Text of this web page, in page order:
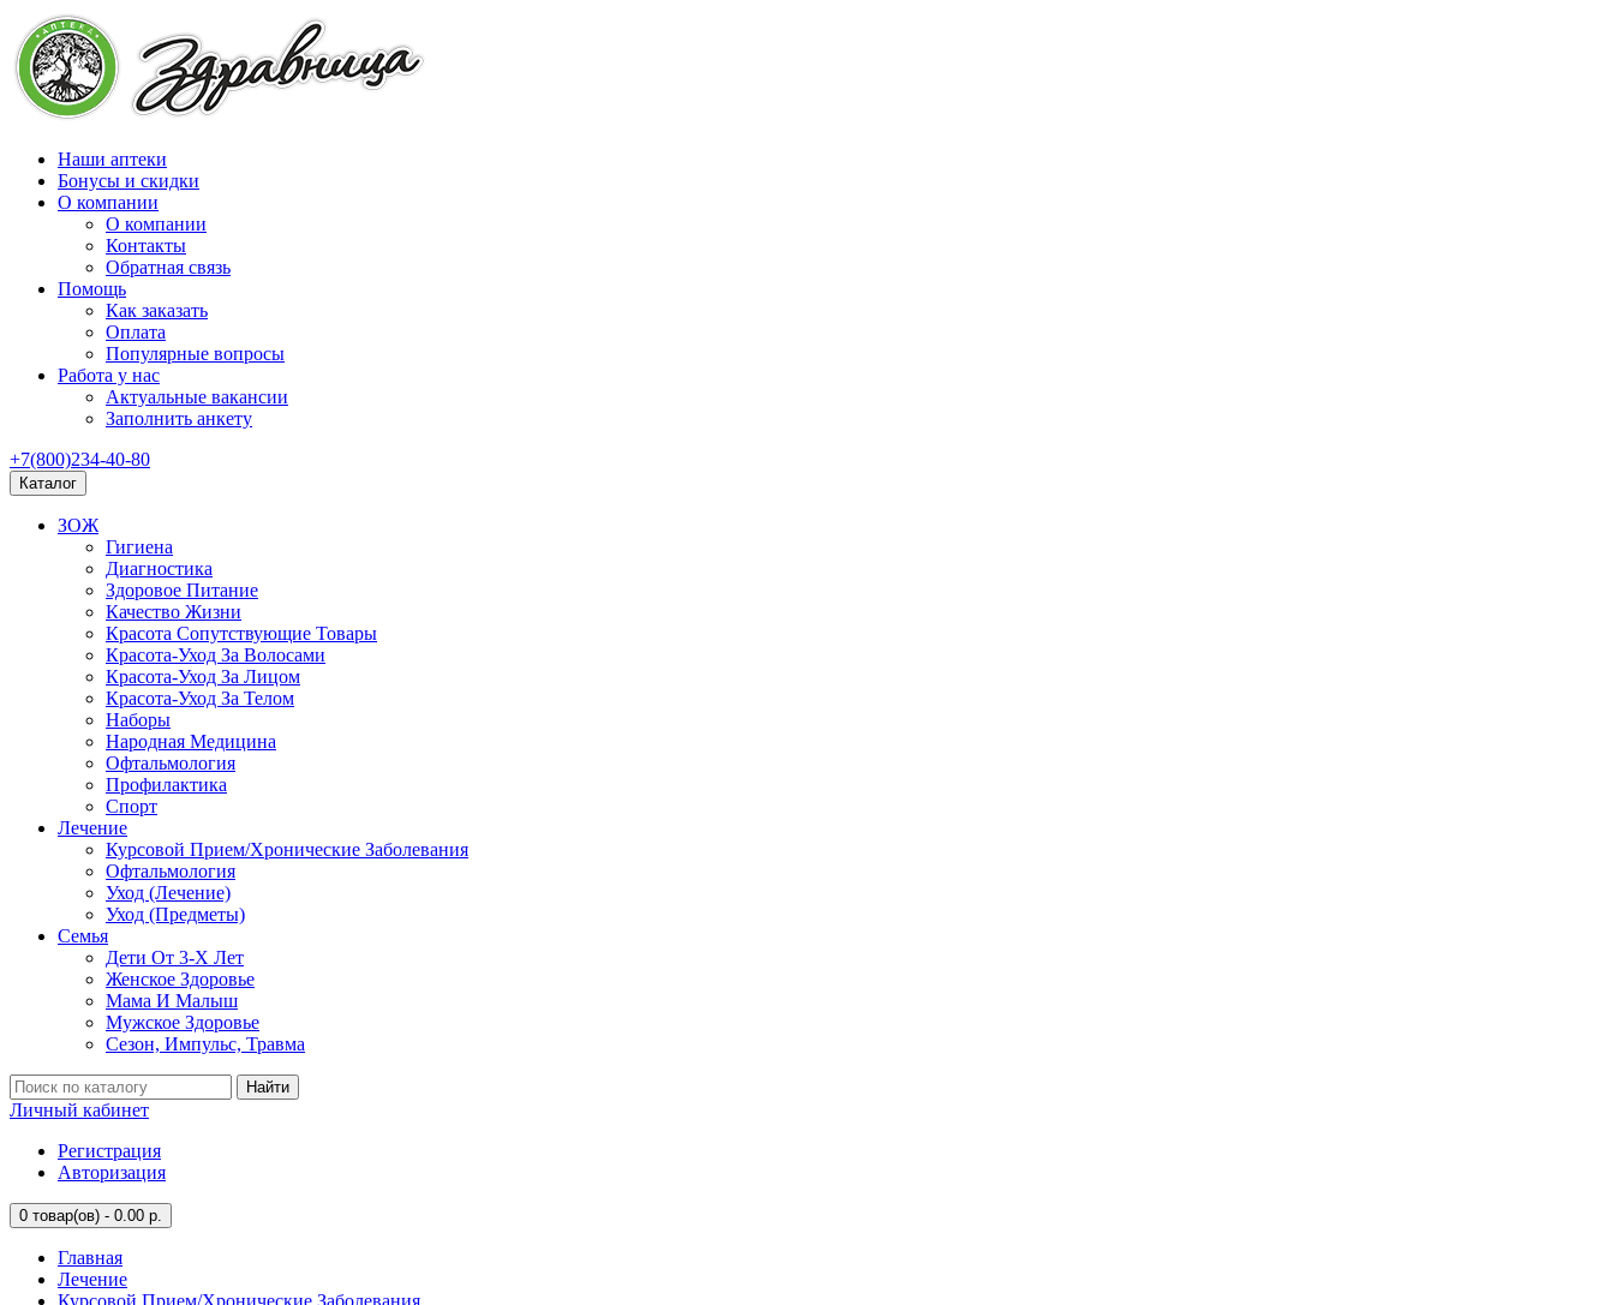
Наши аптеки
Бонусы и скидки
О компании
О компании
Контакты
Обратная связь
Помощь
Как заказать
Оплата
Популярные вопросы
Работа у нас
Актуальные вакансии
Заполнить анкету
+7(800)234-40-80
Каталог
ЗОЖ
Гигиена
Диагностика
Здоровое Питание
Качество Жизни
Красота Сопутствующие Товары
Красота-Уход За Волосами
Красота-Уход За Лицом
Красота-Уход За Телом
Наборы
Народная Медицина
Офтальмология
Профилактика
Спорт
Лечение
Курсовой Прием/Хронические Заболевания
Офтальмология
Уход (Лечение)
Уход (Предметы)
Семья
Дети От 3-Х Лет
Женское Здоровье
Мама И Малыш
Мужское Здоровье
Сезон, Импульс, Травма
Найти
Личный кабинет
Регистрация
Авторизация
0 товар(ов) - 0.00 р.
Главная
Лечение
Курсовой Прием/Хронические Заболевания